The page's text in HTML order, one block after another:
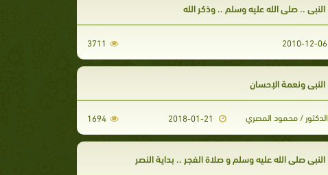
النبي .. صلى الله عليه وسلم .. وذكر الله
2010-12-06
3711
النبي ونعمة الإحسان
الدكتور / محمود المصري 1694
النبي صلى الله عليه وسلم و صلاة الفجر .. بداية النصر